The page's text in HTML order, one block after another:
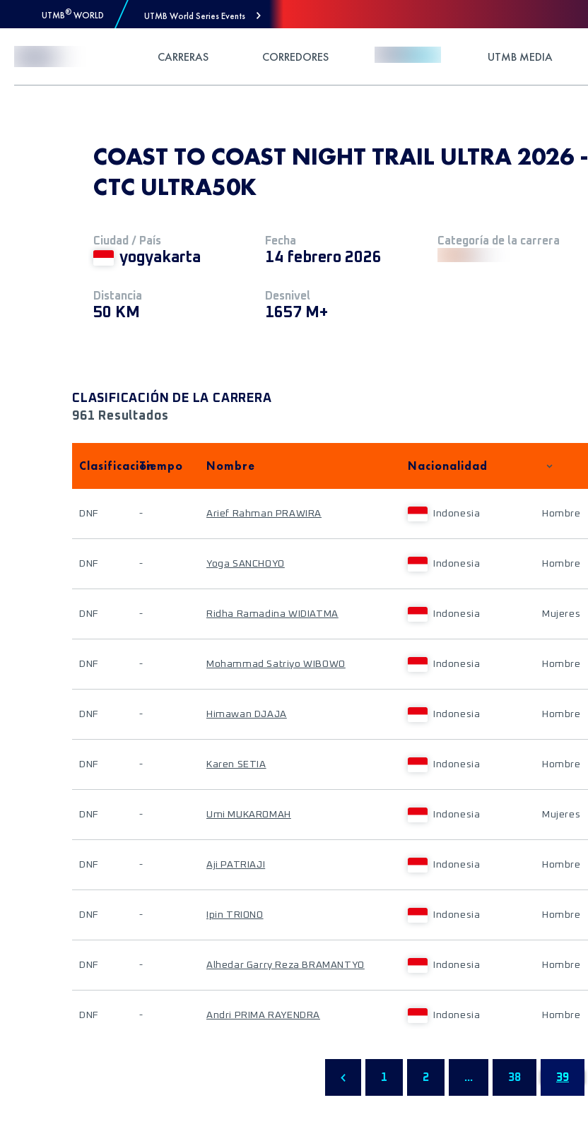
UTMB® WORLD UTMB World Series Events
CARRERAS CORREDORES UTMB MEDIA
COAST TO COAST NIGHT TRAIL ULTRA 2026 -
CTC ULTRA50K
Ciudad / País
yogyakarta
Fecha
14 febrero 2026
Categoría de la carrera
Distancia
50 KM
Desnivel
1657 M+
CLASIFICACIÓN DE LA CARRERA
961 Resultados
ClasificaciónTiempo Nombre Nacionalidad
DNF - Arief Rahman PRAWIRA Indonesia Hombre
DNF - Yoga SANCHOYO Indonesia Hombre
DNF - Ridha Ramadina WIDIATMA Indonesia Mujeres
DNF - Mohammad Satriyo WIBOWO Indonesia Hombre
DNF - Himawan DJAJA Indonesia Hombre
DNF - Karen SETIA Indonesia Hombre
DNF - Umi MUKAROMAH Indonesia Mujeres
DNF - Aji PATRIAJI Indonesia Hombre
DNF - Ipin TRIONO Indonesia Hombre
DNF - Alhedar Garry Reza BRAMANTYO Indonesia Hombre
DNF - Andri PRIMA RAYENDRA Indonesia Hombre
1 2 ... 38 39